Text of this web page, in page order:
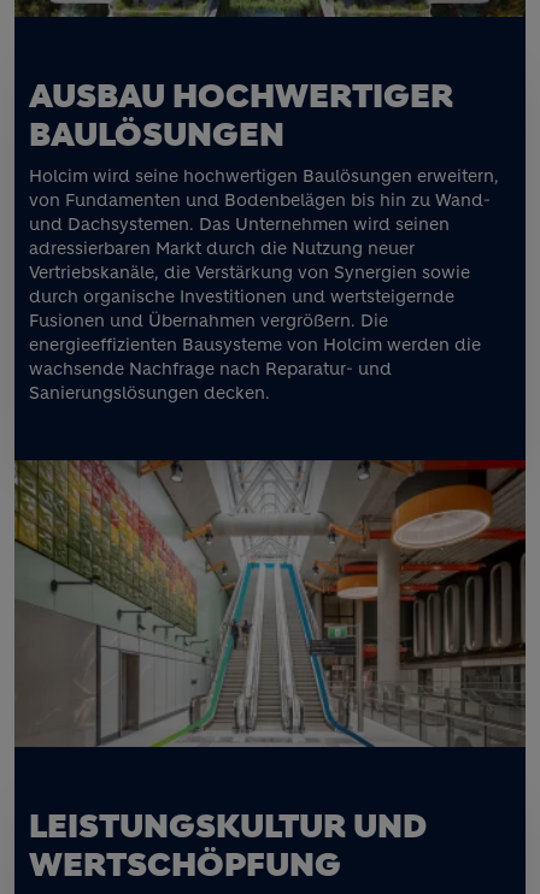
AUSBAU HOCHWERTIGER
BAULÖSUNGEN
Holcim wird seine hochwertigen Baulösungen erweitern,
von Fundamenten und Bodenbelägen bis hin zu Wand-
und Dachsystemen. Das Unternehmen wird seinen
adressierbaren Markt durch die Nutzung neuer
Vertriebskanäle, die Verstärkung von Synergien sowie
durch organische Investitionen und wertsteigernde
Fusionen und Übernahmen vergrößern. Die
energieeffizienten Bausysteme von Holcim werden die
wachsende Nachfrage nach Reparatur- und
Sanierungslösungen decken.
LEISTUNGSKULTUR UND
WERTSCHÖPFUNG